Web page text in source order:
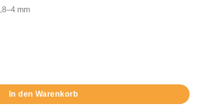
mm
Menge
In den Warenkorb